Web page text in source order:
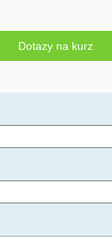
Dotazy na kurz